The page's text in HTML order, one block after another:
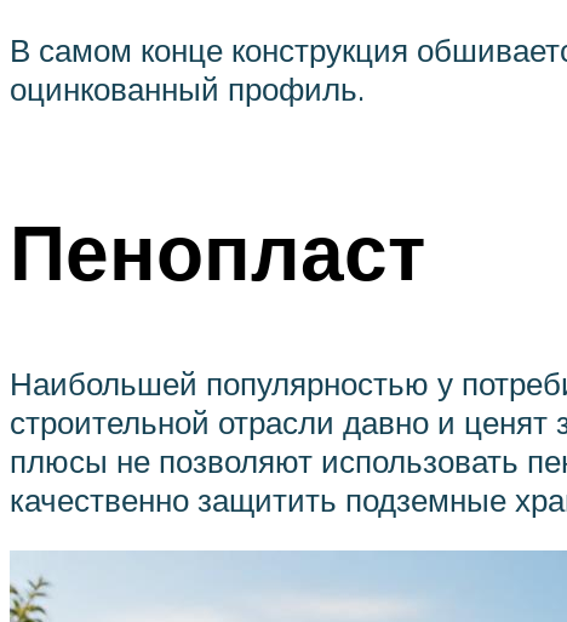
В самом конце конструкция
оцинкованный профиль.
Пенопласт
Наибольшей популярностью у
строительной отрасли давно и ценят
плюсы не позволяют использовать
качественно защитить подземные